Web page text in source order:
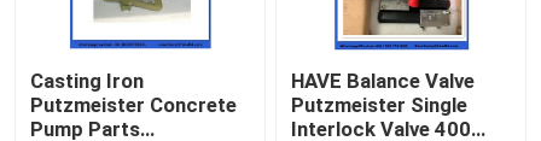
Продукция
Ролики
Casting Iron
Putzmeister Concrete
Pump Parts
HAVE Balance Valve
Putzmeister Single
Interlock Valve 400